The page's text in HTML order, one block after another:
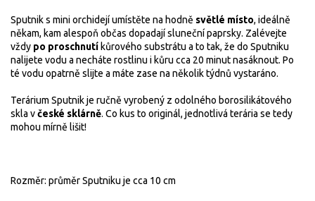
Sputnik s mini orchidejí umístěte na hodně světlé místo, ideálně
někam, kam alespoň občas dopadají sluneční paprsky. Zalévejte
vždy po proschnutí kůrového substrátu a to tak, že do Sputniku
nalijete vodu a necháte rostlinu i kůru cca 20 minut nasáknout. Po
té vodu opatrně slijte a máte zase na několik týdnů vystaráno.
Terárium Sputnik je ručně vyrobený z odolného borosilikátového
skla včeské sklárně. Co kus to originál, jednotlivá terária se tedy
mohou mírně lišit!
Rozměr: průměr Sputniku je cca 10 cm